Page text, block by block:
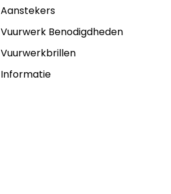
Aanstekers
Vuurwerk Benodigdheden
Vuurwerkbrillen
Informatie